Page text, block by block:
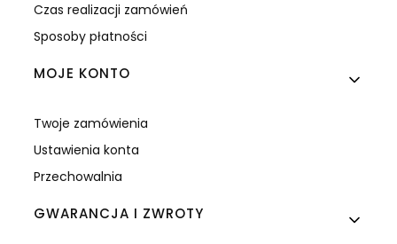
Czas realizacji zamówień
Sposoby płatności
MOJE KONTO
Twoje zamówienia
Ustawienia konta
Przechowalnia
GWARANCJA I ZWROTY